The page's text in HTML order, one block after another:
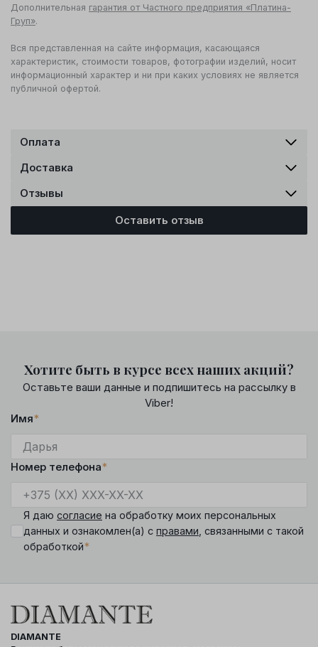
Дополнительная гарантия от Частного предприятия «Платина-
Груп».
Вся представленная на сайте информация, касающаяся
характеристик, стоимости товаров, фотографии изделий, носит
информационный характер и ни при каких условиях не является
публичной офертой.
Оплата
Доставка
Отзывы
Оставить отзыв
Хотите быть в курсе всех наших акций?
Оставьте ваши данные и подпишитесь на рассылку в
Viber!
Имя*
Номер телефона*
Я даю согласие на обработку моих персональных
данных и ознакомлен(а) с правами , связанными с такой
обработкой*
DIAMANTE